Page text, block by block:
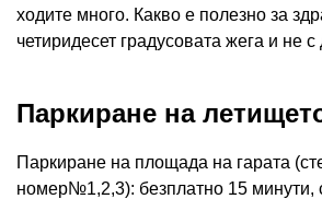
ходите много. Какво е полезно за
четиридесет градусовата жега и не с
Паркиране на
Паркиране на площада на гарата
номер№1,2,3): безплатно 15 минути,